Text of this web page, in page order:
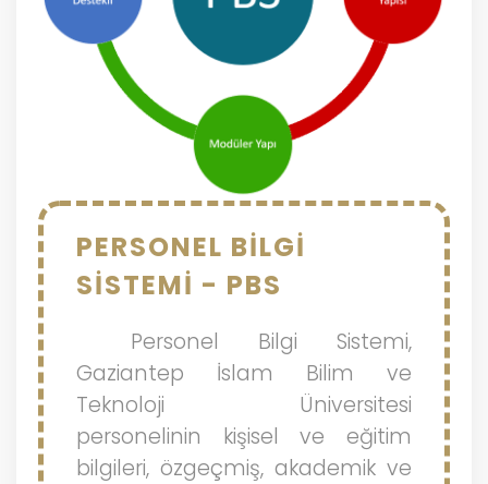
PERSONEL BİLGİ
SİSTEMİ - PBS
Personel Bilgi Sistemi,
Gaziantep İslam Bilim ve
Teknoloji Üniversitesi
personelinin kişisel ve eğitim
bilgileri, özgeçmiş, akademik ve